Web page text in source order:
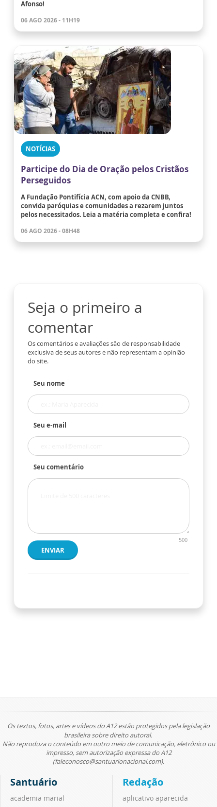
Afonso!
06 AGO 2026 - 11H19
NOTÍCIAS
Participe do Dia de Oração pelos Cristãos
Perseguidos
A Fundação Pontifícia ACN, com apoio da CNBB,
convida paróquias e comunidades a rezarem juntos
pelos necessitados. Leia a matéria completa e confira!
06 AGO 2026 - 08H48
Seja o primeiro a
comentar
Os comentários e avaliações são de responsabilidade
exclusiva de seus autores e não representam a opinião
do site.
Seu nome
Seu e-mail
Seu comentário
500
ENVIAR
Os textos, fotos, artes e vídeos do A12 estão protegidos pela legislação
brasileira sobre direito autoral.
Não reproduza o conteúdo em outro meio de comunicação, eletrônico ou
impresso, sem autorização expressa do A12
(faleconosco@santuarionacional.com).
Santuário
academia marial
Redação
aplicativo aparecida